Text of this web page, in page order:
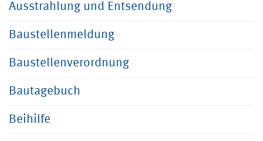
Ausstrahlung und Entsendung
Baustellenmeldung
Baustellenverordnung
Bautagebuch
Beihilfe